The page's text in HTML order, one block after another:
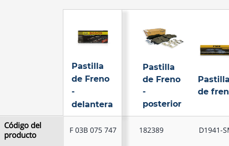
Pastilla
de Freno
delantera
Pastilla
de Freno
-
posterior
de
Código del
producto
F 03B 075 747 182389 D1941-
Pastilla
de Freno
-
delantera
Código del
producto
F 03B 075 747